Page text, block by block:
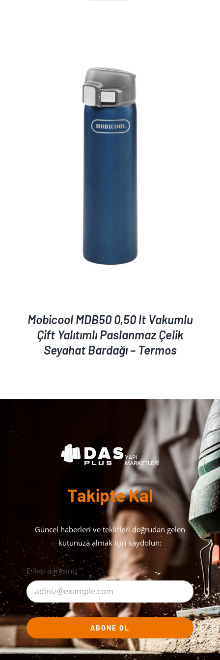
Mobicool MDB50 0,50 lt Vakumlu
Çift Yalıtımlı Paslanmaz Çelik
Seyahat Bardağı – Termos
Takipte Kal
Güncel haberleri ve teklifleri doğrudan gelen
kutunuza almak için kaydolun:
E-İleti adresiniz
ABONE OL